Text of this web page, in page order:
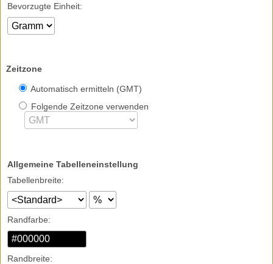
Bevorzugte Einheit:
Zeitzone
Automatisch ermitteln (GMT)
Folgende Zeitzone verwenden
Allgemeine Tabelleneinstellung
Tabellenbreite:
Randfarbe:
Randbreite: